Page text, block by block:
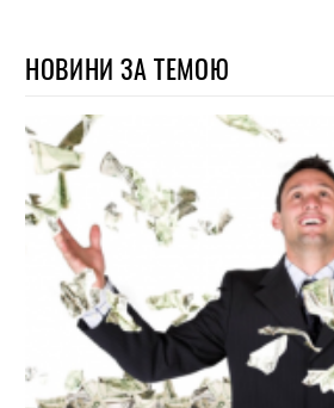
НОВИНИ ЗА ТЕМОЮ